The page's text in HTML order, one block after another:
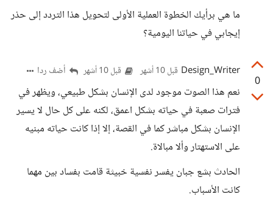
ما هي برأيك الخطوة العملية الأولى لتحويل هذا التردد إلى حذر
إيجابي في حياتنا اليومية؟
0
Design_Writer قبل 10 أشهر قبل 10 أشهر أضف ردا
نعم هذا الصوت موجود لدى الإنسان بشكل طبيعي، ويظهر في
فترات صعبة في حياته بشكل اعمق، لكنه على كل حال لا يسير
الإنسان بشكل مباشر كما في القصة، إلا إذا كانت حياته مبنيه
على الاستهتار وألا مبالاة.
الحادث بشع جبان يفسر نفسية خبيثة قامت بفساد بين مهما
كانت الأسباب.